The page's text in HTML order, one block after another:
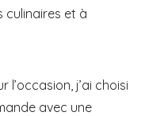
culinaires et à
l’occasion, j’ai choisi
avec une